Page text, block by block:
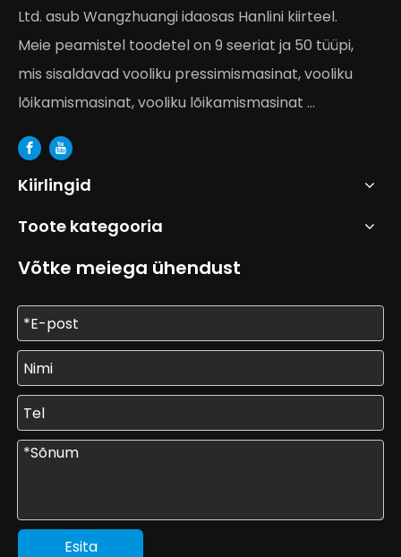
Ltd. asub Wangzhuangi idaosas Hanlini kiirteel.
Meie peamistel toodetel on 9 seeriat ja 50 tüüpi,
mis sisaldavad vooliku pressimismasinat, vooliku
lõikamismasinat, vooliku lõikamismasinat ...
Kiirlingid
Toote kategooria
Võtke meiega ühendust
Esita